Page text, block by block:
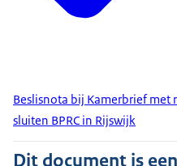
Beslisnota bij Kamerbrief met
sluiten BPRC in Rijswijk
Dit document is